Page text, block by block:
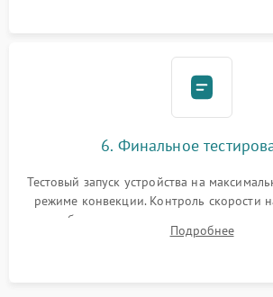
6. Финальное
Тестовый запуск устройства на
режиме конвекции. Контроль скорости
срабатывания термостата при
температуры и тест на отсутствие
Подробнее